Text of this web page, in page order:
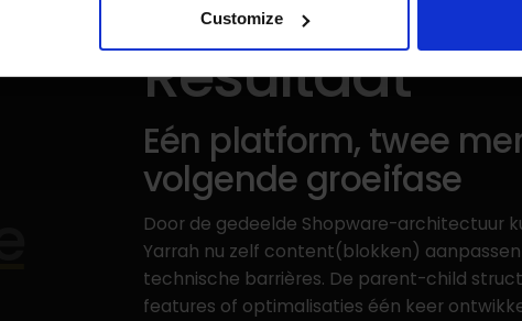
Customize
Resultaat
Eén platform, twee
volgende groeifase
Door de gedeelde Shopware-architectuur
Yarrah nu zelf content(blokken)
technische barrières. De parent-child
features of optimalisaties één keer